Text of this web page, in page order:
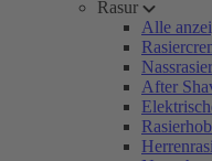
Rasur
Alle
After